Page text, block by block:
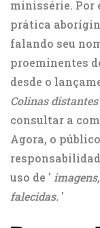
minissérie. Por
prática
falando seu
proeminentes
desde o
Colinas distantes
consultar a
Agora, o
uso de '
falecidas. '